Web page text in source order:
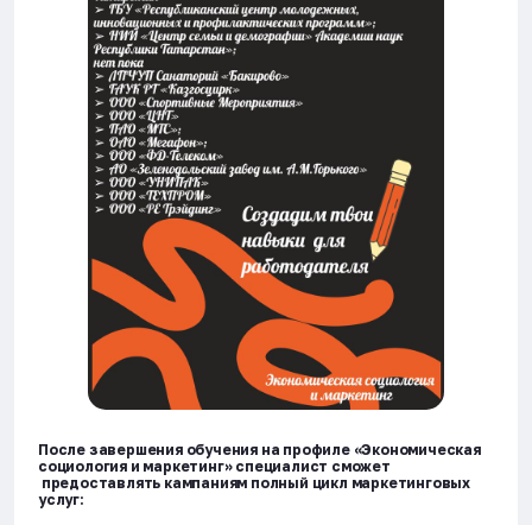
После завершения обучения на профиле «Экономическая
социология и маркетинг» специалист сможет
предоставлять кампаниям полный цикл маркетинговых
услуг: